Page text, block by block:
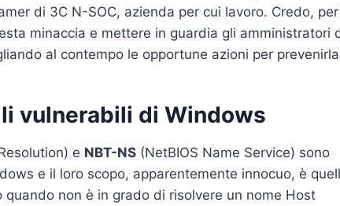
di 3C N-SOC, azienda per cui lavoro. Credo, per
minaccia e mettere in guardia gli amministratori
al contempo le opportune azioni per
vulnerabili di Windows
e NBT-NS (NetBIOS Name Service) sono
e il loro scopo, apparentemente innocuo, è
non è in grado di risolvere un nome Host